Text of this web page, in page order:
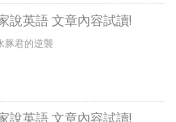
說英語 文章內容試讀!
豚君的逆襲
說英語 文章內容試讀!